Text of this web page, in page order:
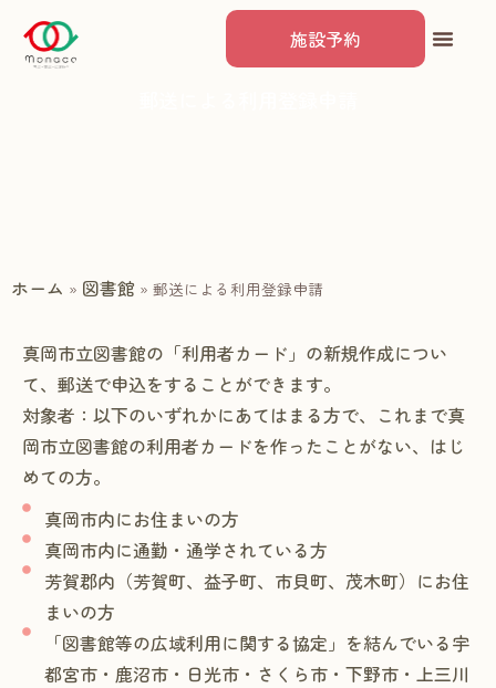
施設予約
ホーム » 図書館 » 郵送による利用登録申請
真岡市立図書館の「利用者カード」の新規作成につい
て、郵送で申込をすることができます。
対象者：以下のいずれかにあてはまる方で、これまで真
岡市立図書館の利用者カードを作ったことがない、はじ
めての方。
真岡市内にお住まいの方
真岡市内に通勤・通学されている方
芳賀郡内（芳賀町、益子町、市貝町、茂木町）にお住
まいの方
「図書館等の広域利用に関する協定」を結んでいる宇
都宮市・鹿沼市・日光市・さくら市・下野市・上三川